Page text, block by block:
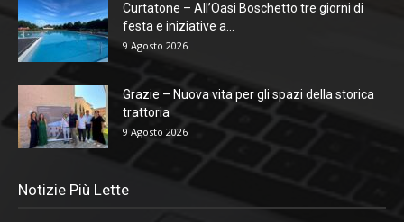
Curtatone – All’Oasi Boschetto tre giorni di
festa e iniziative a...
9 Agosto 2026
Grazie – Nuova vita per gli spazi della storica
trattoria
9 Agosto 2026
Notizie Più Lette